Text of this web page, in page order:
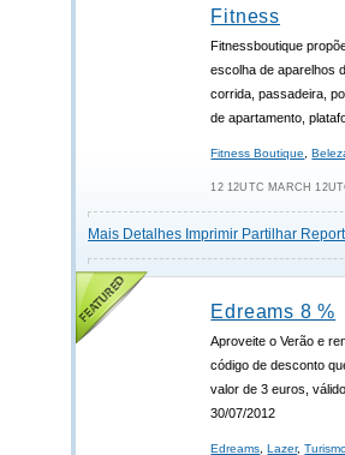
Fitness
Fitnessboutique
escolha de aparelhos
corrida, passadeira,
de apartamento,
Fitness Boutique ,
12 12UTC MARCH
Mais Detalhes Imprimir Partilhar
Edreams 8 %
Aproveite o Verão e
código de desconto
valor de 3 euros,
30/07/2012
Edreams ,Lazer,